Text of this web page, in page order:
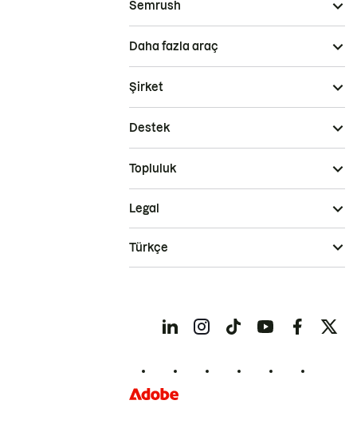
Semrush
Daha fazla araç
Şirket
Destek
Topluluk
Legal
Türkçe